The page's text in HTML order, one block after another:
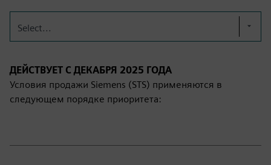
Select...
ДЕЙСТВУЕТ С ДЕКАБРЯ 2025 ГОДА
Условия продажи Siemens (STS) применяются в
следующем порядке приоритета: